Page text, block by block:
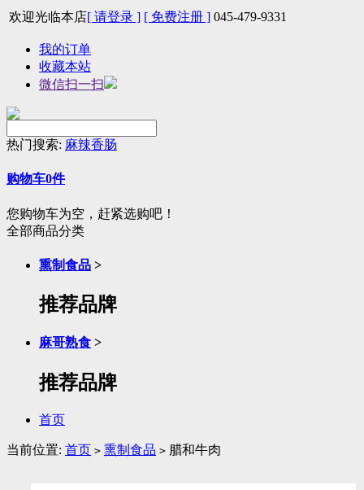
欢迎光临本店[ 请登录 ] [ 免费注册 ] 045-479-9331
我的订单
收藏本站
微信扫一扫
热门搜索: 麻辣香肠
购物车0件
您购物车为空，赶紧选购吧！
全部商品分类
熏制食品 >
推荐品牌
麻哥熟食 >
推荐品牌
首页
当前位置: 首页 > 熏制食品 > 腊和牛肉